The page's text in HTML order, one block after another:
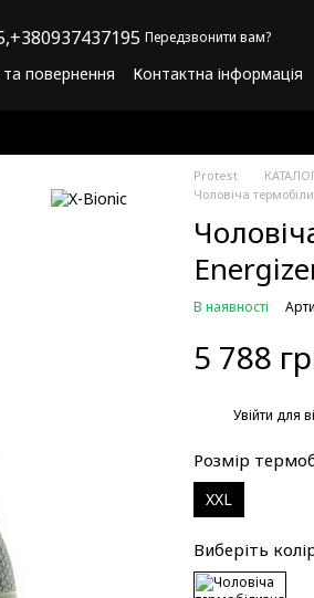
+380937437195 Передзвонити вам?
повернення Контактна інформація
Protest
Чоловіча
В наявності
5 788
Увійти для
Розмір
XXL
Виберіть